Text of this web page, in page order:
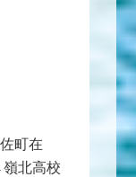
町在
北高校